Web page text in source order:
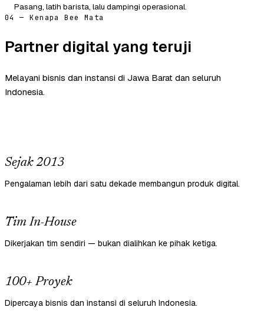
Pasang, latih barista, lalu dampingi operasional.
04 — Kenapa Bee Mata
Partner digital yang teruji
Melayani bisnis dan instansi di Jawa Barat dan seluruh
Indonesia.
Sejak 2013
Pengalaman lebih dari satu dekade membangun produk digital.
Tim In-House
Dikerjakan tim sendiri — bukan dialihkan ke pihak ketiga.
100+ Proyek
Dipercaya bisnis dan instansi di seluruh Indonesia.